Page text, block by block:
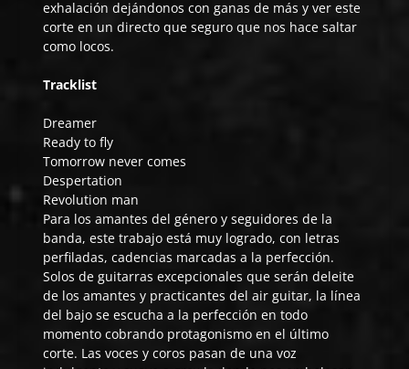
exhalación dejándonos con ganas de más y ver este
corte en un directo que seguro que nos hace saltar
como locos.
Tracklist
Dreamer
Ready to fly
Tomorrow never comes
Despertation
Revolution man
Para los amantes del género y seguidores de la
banda, este trabajo está muy logrado, con letras
perfiladas, cadencias marcadas a la perfección.
Solos de guitarras excepcionales que serán deleite
de los amantes y practicantes del air guitar, la línea
del bajo se escucha a la perfección en todo
momento cobrando protagonismo en el último
corte. Las voces y coros pasan de una voz